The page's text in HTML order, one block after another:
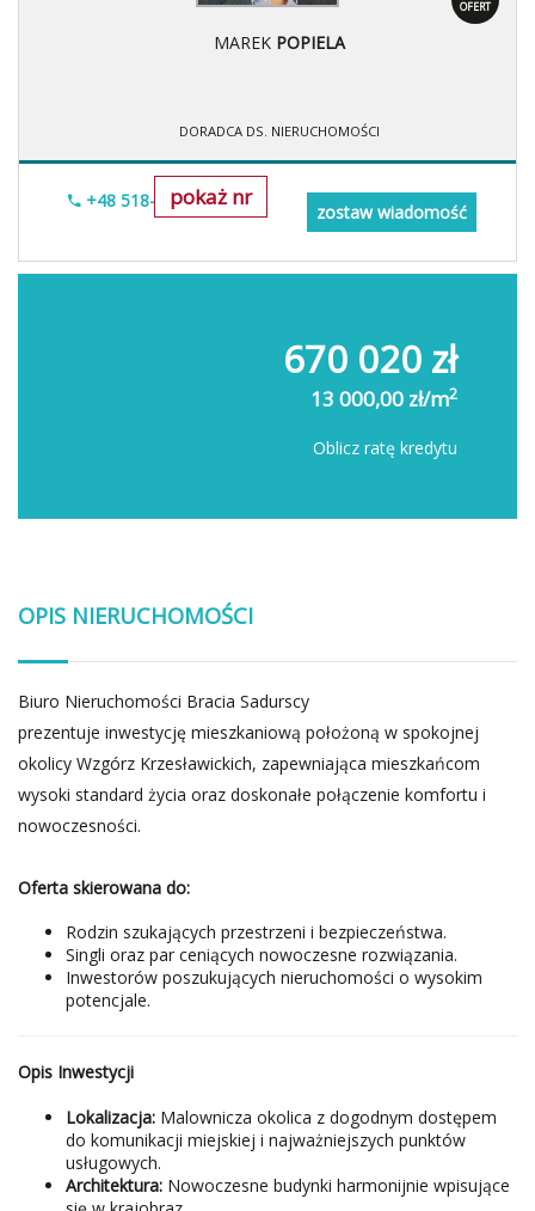
OFERT
MAREK POPIELA
DORADCA DS. NIERUCHOMOŚCI
pokaż nr
+48 518-967-677
zostaw wiadomość
670 020 zł
13 000,00 zł/m2
Oblicz ratę kredytu
OPIS NIERUCHOMOŚCI
Biuro Nieruchomości Bracia Sadurscy
prezentuje inwestycję mieszkaniową położoną w spokojnej
okolicy Wzgórz Krzesławickich, zapewniająca mieszkańcom
wysoki standard życia oraz doskonałe połączenie komfortu i
nowoczesności.
Oferta skierowana do:
Rodzin szukających przestrzeni i bezpieczeństwa.
Singli oraz par ceniących nowoczesne rozwiązania.
Inwestorów poszukujących nieruchomości o wysokim
potencjale.
Opis Inwestycji
Lokalizacja: Malownicza okolica z dogodnym dostępem
do komunikacji miejskiej i najważniejszych punktów
usługowych.
Architektura: Nowoczesne budynki harmonijnie wpisujące